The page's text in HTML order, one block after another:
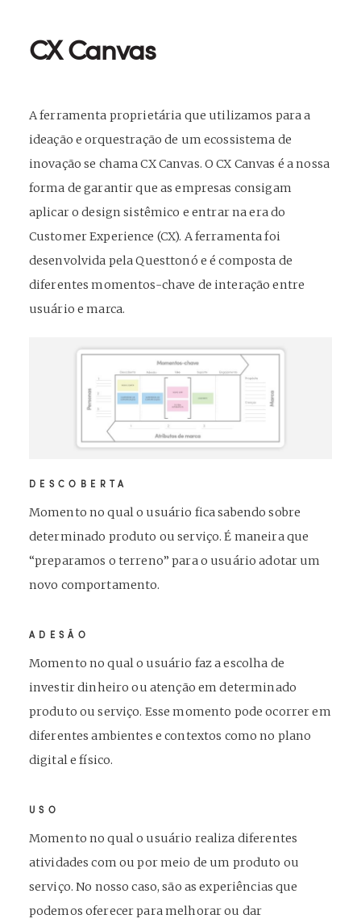
CX Canvas
A ferramenta proprietária que utilizamos para a
ideação e orquestração de um ecossistema de
inovação se chama CX Canvas. O CX Canvas é a nossa
forma de garantir que as empresas consigam
aplicar o design sistêmico e entrar na era do
Customer Experience (CX). A ferramenta foi
desenvolvida pela Questtonó e é composta de
diferentes momentos-chave de interação entre
usuário e marca.
DESCOBERTA
Momento no qual o usuário fica sabendo sobre
determinado produto ou serviço. É maneira que
“preparamos o terreno” para o usuário adotar um
novo comportamento.
ADESÃO
Momento no qual o usuário faz a escolha de
investir dinheiro ou atenção em determinado
produto ou serviço. Esse momento pode ocorrer em
diferentes ambientes e contextos como no plano
digital e físico.
USO
Momento no qual o usuário realiza diferentes
atividades com ou por meio de um produto ou
serviço. No nosso caso, são as experiências que
podemos oferecer para melhorar ou dar